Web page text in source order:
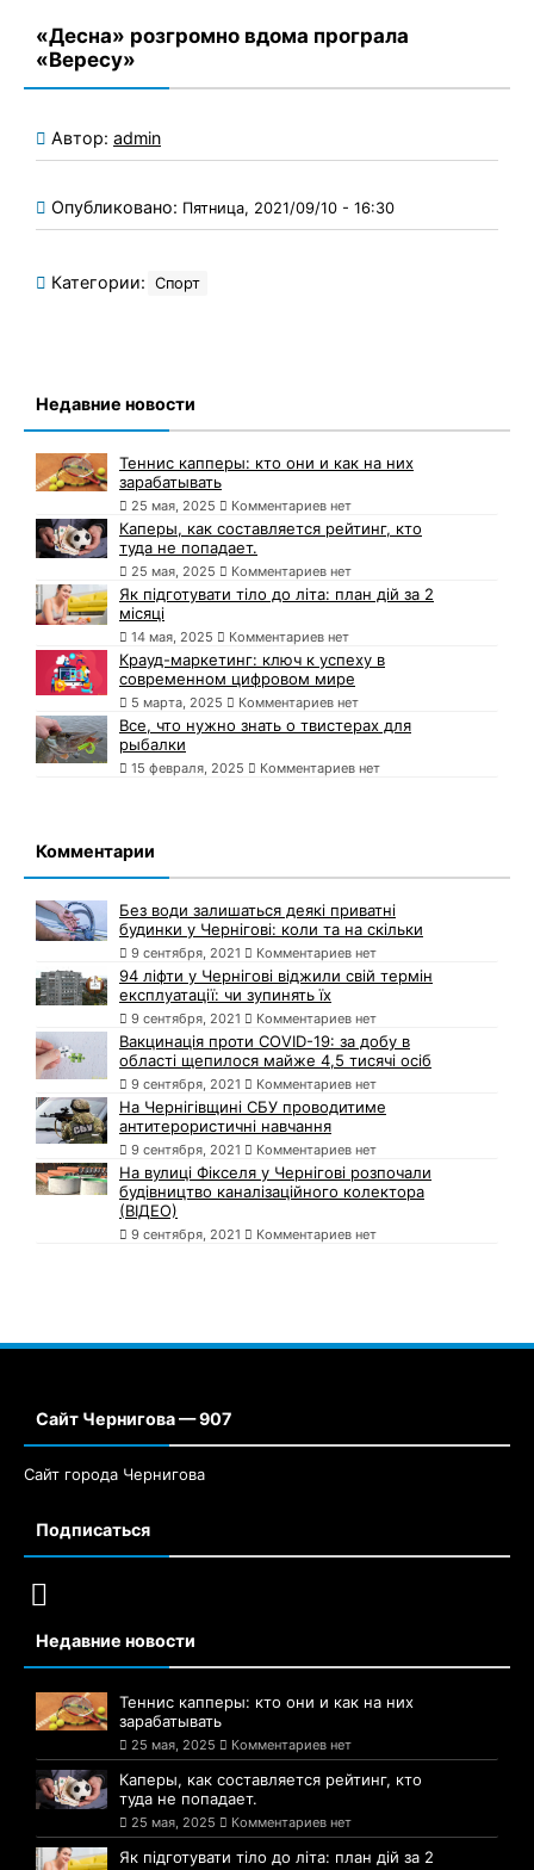
«Десна» розгромно вдома програла
«Вересу»
Автор: admin
Опубликовано: Пятница, 2021/09/10 - 16:30
Категории: Спорт
Недавние новости
Теннис капперы: кто они и как на них
зарабатывать
25 мая, 2025 Комментариев нет
Каперы, как составляется рейтинг, кто
туда не попадает.
25 мая, 2025 Комментариев нет
Як підготувати тіло до літа: план дій за 2
місяці
14 мая, 2025 Комментариев нет
Крауд-маркетинг: ключ к успеху в
современном цифровом мире
5 марта, 2025 Комментариев нет
Все, что нужно знать о твистерах для
рыбалки
15 февраля, 2025 Комментариев нет
Комментарии
Без води залишаться деякі приватні
будинки у Чернігові: коли та на скільки
9 сентября, 2021 Комментариев нет
94 ліфти у Чернігові віджили свій термін
експлуатації: чи зупинять їх
9 сентября, 2021 Комментариев нет
Вакцинація проти COVID-19: за добу в
області щепилося майже 4,5 тисячі осіб
9 сентября, 2021 Комментариев нет
На Чернігівщині СБУ проводитиме
антитерористичні навчання
9 сентября, 2021 Комментариев нет
На вулиці Фікселя у Чернігові розпочали
будівництво каналізаційного колектора
(ВІДЕО)
9 сентября, 2021 Комментариев нет
Сайт Чернигова — 907
Сайт города Чернигова
Подписаться
Недавние новости
Теннис капперы: кто они и как на них
зарабатывать
25 мая, 2025 Комментариев нет
Каперы, как составляется рейтинг, кто
туда не попадает.
25 мая, 2025 Комментариев нет
Як підготувати тіло до літа: план дій за 2